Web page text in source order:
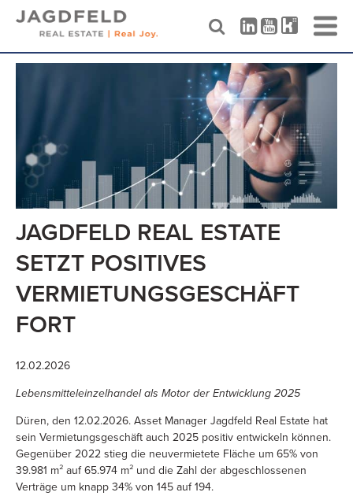
Skip
JAGDFELD REAL ESTATE
SETZT POSITIVES
VERMIETUNGSGESCHÄFT
FORT
12.02.2026
Lebensmitteleinzelhandel als Motor der Entwicklung 2025
Düren, den 12.02.2026. Asset Manager Jagdfeld Real Estate hat
sein Vermietungsgeschäft auch 2025 positiv entwickeln können.
Gegenüber 2022 stieg die neuvermietete Fläche um 65% von
39.981 m² auf 65.974 m² und die Zahl der abgeschlossenen
Verträge um knapp 34% von 145 auf 194.